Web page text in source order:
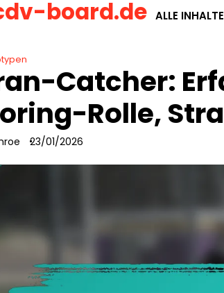
board.de ALLE INHALTE
Catcher:
Rolle,
23/01/2026